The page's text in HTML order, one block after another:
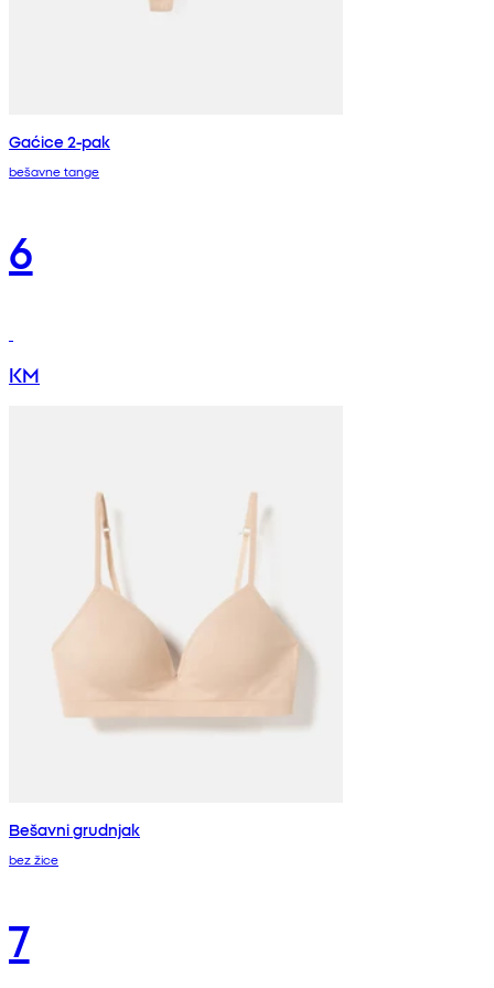
Gaćice 2-pak
bešavne tange
6
KM
Bešavni grudnjak
bez žice
7